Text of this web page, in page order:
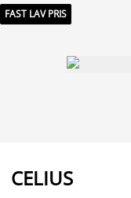
FAST LAV PRIS
CELIUS